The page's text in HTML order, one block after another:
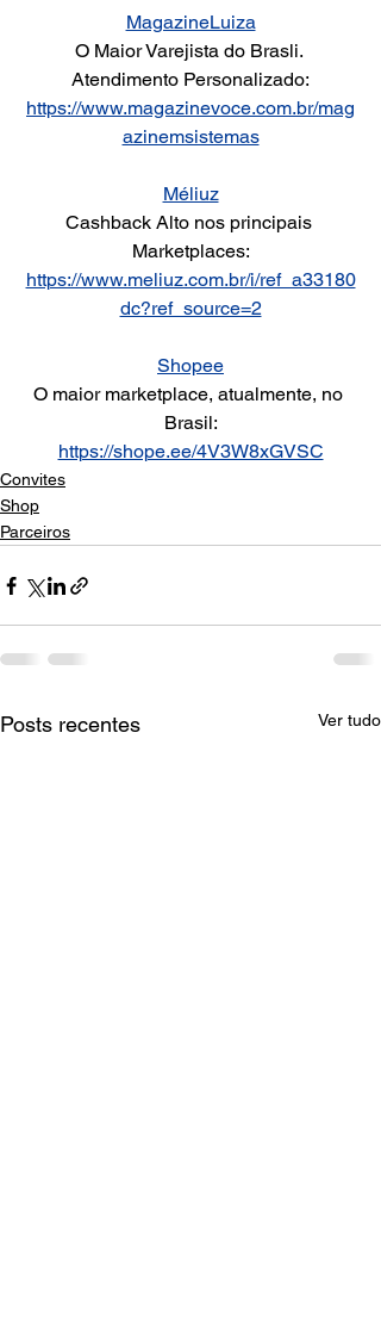
MagazineLuiza
O Maior Varejista do Brasli.
Atendimento Personalizado:
https://www.magazinevoce.com.br/mag
azinemsistemas
Méliuz
Cashback Alto nos principais
Marketplaces:
https://www.meliuz.com.br/i/ref_a33180
dc?ref_source=2
Shopee
O maior marketplace, atualmente, no
Brasil:
https://shope.ee/4V3W8xGVSC
Convites
Shop
Parceiros
Posts recentes Ver tudo